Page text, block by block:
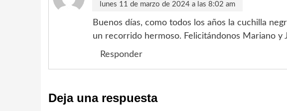
lunes 11 de marzo de 2024 a las 8:02 am
Buenos días, como todos los años la cuchilla
un recorrido hermoso. Felicitándonos Mariano y
Responder
Deja una respuesta